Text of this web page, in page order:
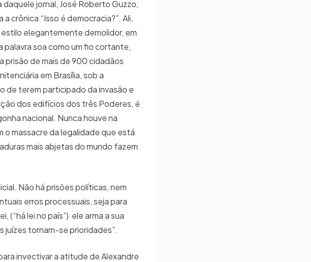
daquele jornal, José Roberto Guzzo,
a crônica “Isso é democracia?”. Ali,
elegantemente demolidor, em
palavra soa como um fio cortante,
prisão de mais de 900 cidadãos
em Brasília, sob a
de terem participado da invasão e
dos edifícios dos três Poderes, é
nacional. Nunca houve na
o massacre da legalidade que está
mais abjetas do mundo fazem
Não há prisões políticas, nem
erros processuais, seja para
(“há lei no país”) ele arma a sua
juízes tornam-se prioridades”.
invectivar a atitude de Alexandre